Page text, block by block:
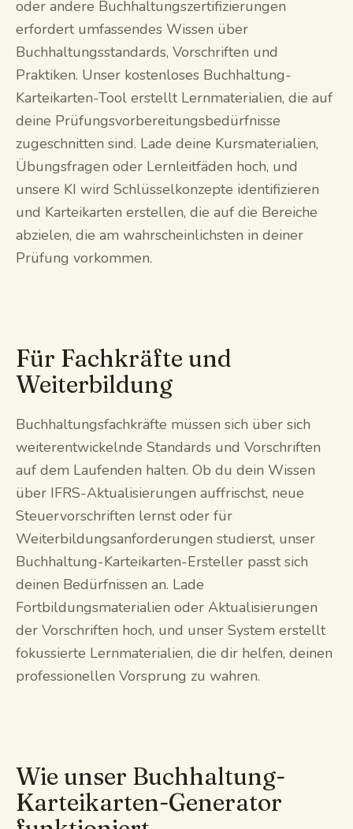
oder andere Buchhaltungszertifizierungen
erfordert umfassendes Wissen über
Buchhaltungsstandards, Vorschriften und
Praktiken. Unser kostenloses Buchhaltung-
Karteikarten-Tool erstellt Lernmaterialien, die auf
deine Prüfungsvorbereitungsbedürfnisse
zugeschnitten sind. Lade deine Kursmaterialien,
Übungsfragen oder Lernleitfäden hoch, und
unsere KI wird Schlüsselkonzepte identifizieren
und Karteikarten erstellen, die auf die Bereiche
abzielen, die am wahrscheinlichsten in deiner
Prüfung vorkommen.
Für Fachkräfte und
Weiterbildung
Buchhaltungsfachkräfte müssen sich über sich
weiterentwickelnde Standards und Vorschriften
auf dem Laufenden halten. Ob du dein Wissen
über IFRS-Aktualisierungen auffrischst, neue
Steuervorschriften lernst oder für
Weiterbildungsanforderungen studierst, unser
Buchhaltung-Karteikarten-Ersteller passt sich
deinen Bedürfnissen an. Lade
Fortbildungsmaterialien oder Aktualisierungen
der Vorschriften hoch, und unser System erstellt
fokussierte Lernmaterialien, die dir helfen, deinen
professionellen Vorsprung zu wahren.
Wie unser Buchhaltung-
Karteikarten-Generator